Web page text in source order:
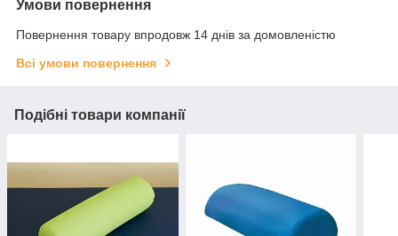
Умови повернення
Повернення товару впродовж 14 днів за домовленістю
Всі умови повернення
Подібні товари компанії